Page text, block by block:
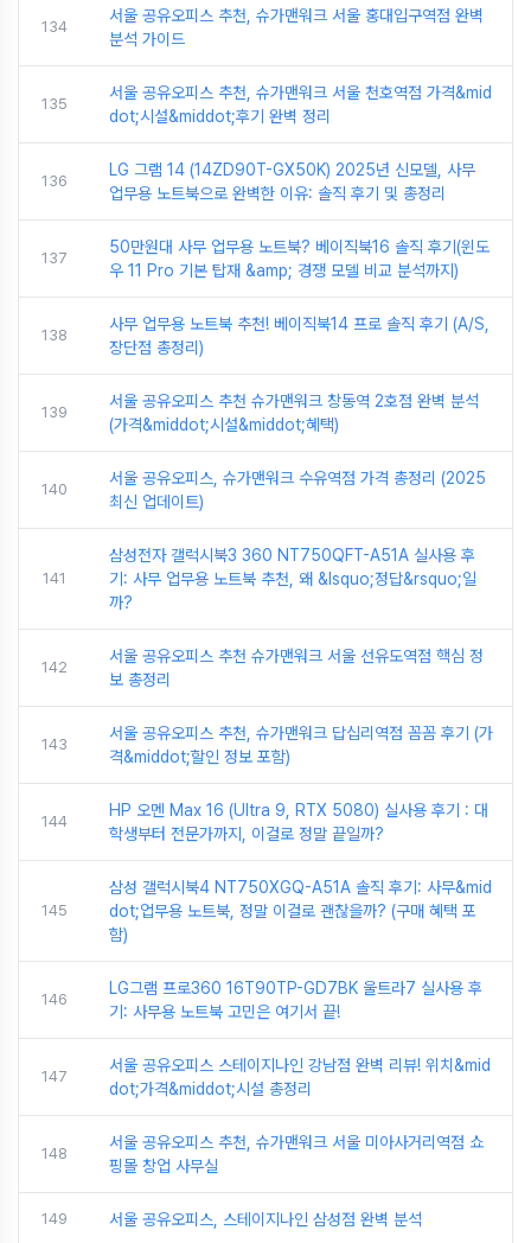
134
서울 공유오피스 추천, 슈가맨워크 서울 홍대입구역점 완벽
분석 가이드
135
서울 공유오피스 추천, 슈가맨워크 서울 천호역점 가격&mid
dot;시설&middot;후기 완벽 정리
136
LG 그램 14 (14ZD90T-GX50K) 2025년 신모델, 사무
업무용 노트북으로 완벽한 이유: 솔직 후기 및 총정리
137
50만원대 사무 업무용 노트북? 베이직북16 솔직 후기(윈도
우 11 Pro 기본 탑재 &amp; 경쟁 모델 비교 분석까지)
138
사무 업무용 노트북 추천! 베이직북14 프로 솔직 후기 (A/S,
장단점 총정리)
139
서울 공유오피스 추천 슈가맨워크 창동역 2호점 완벽 분석
(가격&middot;시설&middot;혜택)
140
서울 공유오피스, 슈가맨워크 수유역점 가격 총정리 (2025
최신 업데이트)
141
삼성전자 갤럭시북3 360 NT750QFT-A51A 실사용 후
기: 사무 업무용 노트북 추천, 왜 &lsquo;정답&rsquo;일
까?
142
서울 공유오피스 추천 슈가맨워크 서울 선유도역점 핵심 정
보 총정리
143
서울 공유오피스 추천, 슈가맨워크 답십리역점 꼼꼼 후기 (가
격&middot;할인 정보 포함)
144
HP 오멘 Max 16 (Ultra 9, RTX 5080) 실사용 후기 : 대
학생부터 전문가까지, 이걸로 정말 끝일까?
145
삼성 갤럭시북4 NT750XGQ-A51A 솔직 후기: 사무&mid
dot;업무용 노트북, 정말 이걸로 괜찮을까? (구매 혜택 포
함)
146
LG그램 프로360 16T90TP-GD7BK 울트라7 실사용 후
기: 사무용 노트북 고민은 여기서 끝!
147
서울 공유오피스 스테이지나인 강남점 완벽 리뷰! 위치&mid
dot;가격&middot;시설 총정리
148
서울 공유오피스 추천, 슈가맨워크 서울 미아사거리역점 쇼
핑몰 창업 사무실
149 서울 공유오피스, 스테이지나인 삼성점 완벽 분석